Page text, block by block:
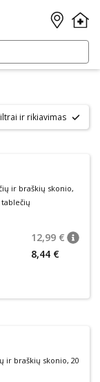
ir rikiavimas
ir braškių skonio,
narių nuolaida
12,99 €
8,44 €
ir braškių skonio, 20